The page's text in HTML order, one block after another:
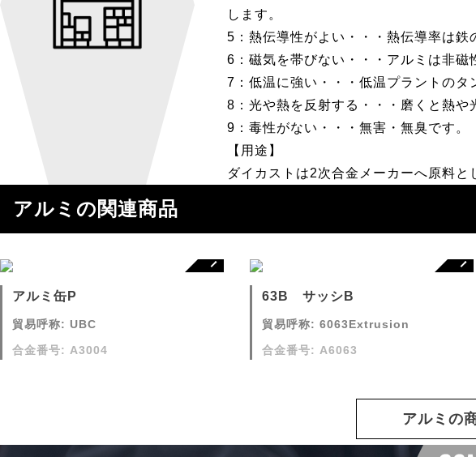
します。
5：熱伝導性がよい・・・熱伝導率は鉄
6：磁気を帯びない・・・アルミは非磁
7：低温に強い・・・低温プラントのタ
8：光や熱を反射する・・・磨くと熱や
9：毒性がない・・・無害・無臭です。
【用途】
ダイカストは2次合金メーカーへ原料と
アルミの関連商品
アルミ缶P
貿易呼称: UBC
合金番号: A3004
63B サッシB
貿易呼称: 6063Extrusion
合金番号: A6063
アルミの